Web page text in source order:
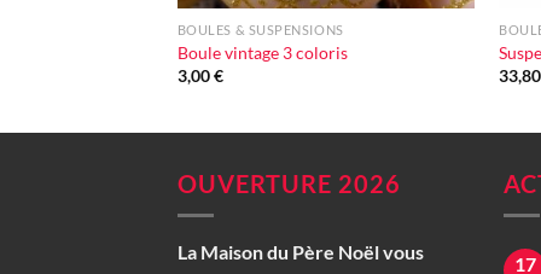
BOULES & SUSPENSIONS
Boule vintage 3 coloris
3,00€
OUVERTURE 2026
La Maison du Père Noël vous
17